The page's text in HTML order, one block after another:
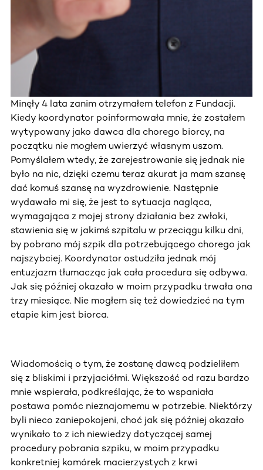
Minęły 4 lata zanim otrzymałem telefon z Fundacji.
Kiedy koordynator poinformowała mnie, że zostałem
wytypowany jako dawca dla chorego biorcy, na
początku nie mogłem uwierzyć własnym uszom.
Pomyślałem wtedy, że zarejestrowanie się jednak nie
było na nic, dzięki czemu teraz akurat ja mam szansę
dać komuś szansę na wyzdrowienie. Następnie
wydawało mi się, że jest to sytuacja nagląca,
wymagająca z mojej strony działania bez zwłoki,
stawienia się w jakimś szpitalu w przeciągu kilku dni,
by pobrano mój szpik dla potrzebującego chorego jak
najszybciej. Koordynator ostudziła jednak mój
entuzjazm tłumacząc jak cała procedura się odbywa.
Jak się później okazało w moim przypadku trwała ona
trzy miesiące. Nie mogłem się też dowiedzieć na tym
etapie kim jest biorca.
Wiadomością o tym, że zostanę dawcą podzieliłem
się z bliskimi i przyjaciółmi. Większość od razu bardzo
mnie wspierała, podkreślając, że to wspaniała
postawa pomóc nieznajomemu w potrzebie. Niektórzy
byli nieco zaniepokojeni, choć jak się później okazało
wynikało to z ich niewiedzy dotyczącej samej
procedury pobrania szpiku, w moim przypadku
konkretniej komórek macierzystych z krwi